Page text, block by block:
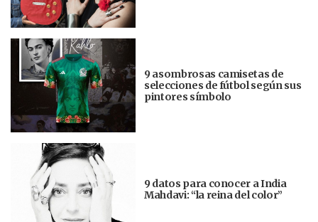
9 asombrosas camisetas de
selecciones de fútbol según sus
pintores símbolo
9 datos para conocer a India
Mahdavi: “la reina del color”